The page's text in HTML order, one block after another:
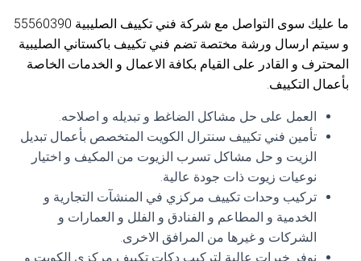
ما عليك سوى التواصل مع شركة فني تكييف الصليبية 55560390
و سيتم ارسال ورشة مختصة تضم فني تكييف باكستاني الصليبية
المحترف و القادر على القيام بكافة الاعمال و الخدمات الخاصة
بأعمال التكييف.
العمل على حل مشاكل الضاغط و تبديله و اصلاحه.
تأمين فني تكييف سنترال الكويت المتخصص بأعمال تبديل
الزيت و حل مشاكل تسرب الزيوت من المكيف و اختيار
نوعيات زيوت ذات جودة عالية.
تركيب وحدات تكييف مركزي في المنشآت التجارية و
الخدمية و المطاعم و الفنادق و الفلل و العمارات و
الشركات و غيرها من المرافق الاخرى.
نوفر خبرات عالية لتركيب دكات تكييف مركزي الكويت و